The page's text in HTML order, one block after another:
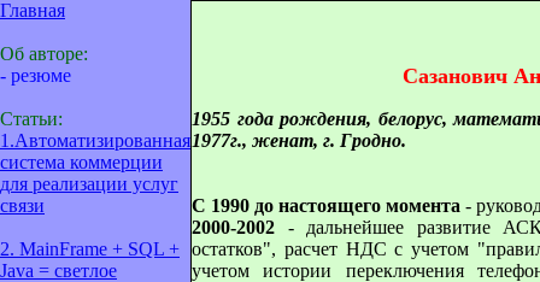
Главная
Об авторе:
- резюме
Статьи:
1.Автоматизированная
система коммерции
для реализации услуг
связи
2. MainFrame + SQL +
Java = светлое
Сазанович
1955 года рождения, белорус,
1977г., женат, г. Гродно.
С 1990 до настоящего момента -
2000-2002 - дальнейшее развитие
остатков", расчет НДС с учетом
учетом истории переключения